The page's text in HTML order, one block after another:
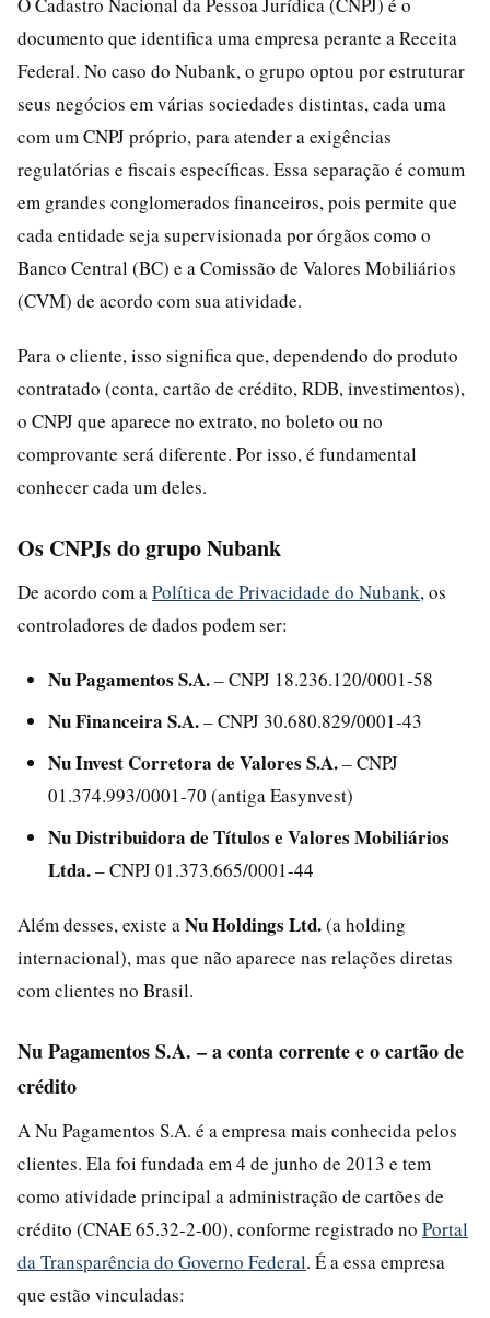
documento que identifica uma empresa perante a Receita
Federal. No caso do Nubank, o grupo optou por estruturar
seus negócios em várias sociedades distintas, cada uma
com um CNPJ próprio, para atender a exigências
regulatórias e fiscais específicas. Essa separação é comum
em grandes conglomerados financeiros, pois permite que
cada entidade seja supervisionada por órgãos como o
Banco Central (BC) e a Comissão de Valores Mobiliários
(CVM) de acordo com sua atividade.
Para o cliente, isso significa que, dependendo do produto
contratado (conta, cartão de crédito, RDB, investimentos),
o CNPJ que aparece no extrato, no boleto ou no
comprovante será diferente. Por isso, é fundamental
conhecer cada um deles.
Os CNPJs do grupo Nubank
De acordo com a Política de Privacidade do Nubank, os
controladores de dados podem ser:
Nu Pagamentos S.A.– CNPJ 18.236.120/0001-58
Nu Financeira S.A.– CNPJ 30.680.829/0001-43
Nu Invest Corretora de Valores S.A.– CNPJ
01.374.993/0001-70 (antiga Easynvest)
Nu Distribuidora de Títulos e Valores Mobiliários
Ltda.– CNPJ 01.373.665/0001-44
Além desses, existe a Nu Holdings Ltd.(a holding
internacional), mas que não aparece nas relações diretas
com clientes no Brasil.
Nu Pagamentos S.A. – a conta corrente e o cartão de
crédito
A Nu Pagamentos S.A. é a empresa mais conhecida pelos
clientes. Ela foi fundada em 4 de junho de 2013 e tem
como atividade principal a administração de cartões de
crédito (CNAE 65.32-2-00), conforme registrado no Portal
da Transparência do Governo Federal. É a essa empresa
que estão vinculadas: